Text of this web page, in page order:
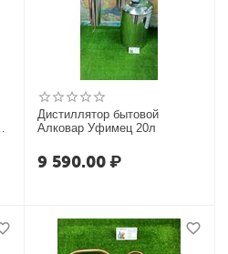
Дистиллятор бытовой
Алковар Уфимец 20л
9 590.00₽